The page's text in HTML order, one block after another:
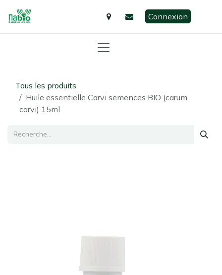
Connexion
Tous les produits
Huile essentielle Carvi semences BIO (carum
carvi) 15ml